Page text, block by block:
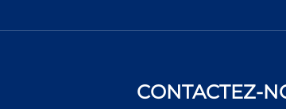
CONTACTEZ-